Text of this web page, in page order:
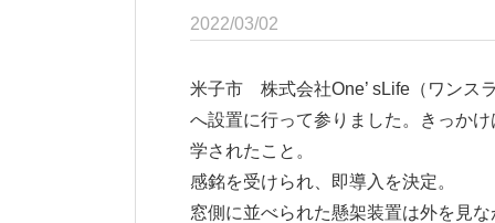
2022/03/02
米子市 株式会社One’ sLife（ワンス
へ設置に行って参りました。きっか
学されたこと。
感銘を受けられ、即導入を決定。
窓側に並べられた懸架装置は外を見